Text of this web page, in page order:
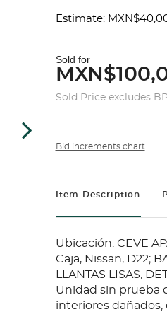
Estimate:
Sold for
Sold Price excludes
Bid increments chart
Item Description
Ubicación: CEVE
Caja, Nissan, D22;
LLANTAS LISAS,
Unidad sin prueba
interiores dañados,